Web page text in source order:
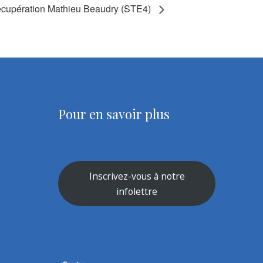
Mathieu Beaudry (STE4)
Pour en savoir plus
Inscrivez-vous à notre
infolettre